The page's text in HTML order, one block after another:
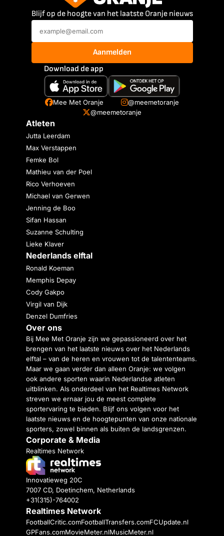
Blijf op de hoogte van het laatste Oranje nieuws
Aanmelden
Download de app
Mee Met Oranje
@meemetoranje
@meemetoranje
Atleten
Jutta Leerdam
Max Verstappen
Femke Bol
Mathieu van der Poel
Rico Verhoeven
Michael van Gerwen
Jenning de Boo
Sifan Hassan
Suzanne Schulting
Lieke Klaver
Nederlands elftal
Ronald Koeman
Memphis Depay
Cody Gakpo
Virgil van Dijk
Denzel Dumfries
Over ons
Bij Mee Met Oranje zijn we gepassioneerd over het
brengen van het laatste nieuws over het Nederlands
elftal – van de heren en vrouwen tot de talententeams.
Maar we gaan verder dan alleen Oranje: we volgen
ook andere sporten waarin Nederlandse atleten
uitblinken. Als onderdeel van het Realtimes Network
streven we ernaar jou de meest complete
sportervaring te bieden. Blijf ons volgen voor het
laatste nieuws en de hoogtepunten van onze nationale
sporters, zowel binnen als buiten de landsgrenzen.
Corporate & Media
Realtimes Network
Innovatieweg 20C
7007 CD, Doetinchem, Netherlands
+31(315)-764002
Realtimes Network
FootballCritic.comFootballTransfers.comFCUpdate.nl
GPFans.comMovieMeter.nlMusicMeter.nl